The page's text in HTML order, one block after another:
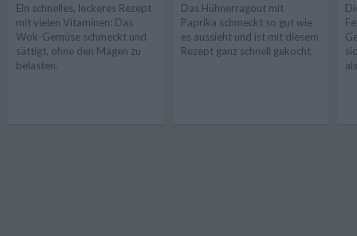
Ein schnelles, leckeres Rezept
mit vielen Vitaminen: Das
Wok-Gemüse schmeckt und
sättigt, ohne den Magen zu
belasten.
Das Hühnerragout mit
Paprika schmeckt so gut wie
es aussieht und ist mit diesem
Rezept ganz schnell gekocht.